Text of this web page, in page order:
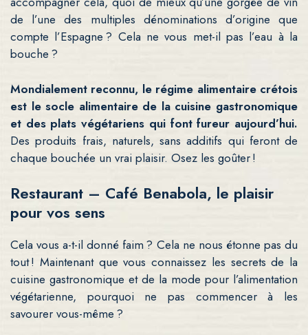
de l’une des multiples dénominations d’origine que
compte l’Espagne ? Cela ne vous met-il pas l’eau à la
bouche ?
Mondialement reconnu, le régime alimentaire crétois
est le socle alimentaire de la cuisine gastronomique
et des plats végétariens qui font fureur aujourd’hui.
Des produits frais, naturels, sans additifs qui feront de
chaque bouchée un vrai plaisir. Osez les goûter !
Restaurant – Café Benabola, le plaisir
pour vos sens
Cela vous a-t-il donné faim ? Cela ne nous étonne pas du
tout ! Maintenant que vous connaissez les secrets de la
cuisine gastronomique et de la mode pour l’alimentation
végétarienne, pourquoi ne pas commencer à les
savourer vous-même ?